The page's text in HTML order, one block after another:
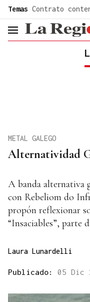
Temas Contrato
header.menu.open
Alternatividad
METAL GALEGO
A banda alternativa
con Rebeliom do
propón reflexionar
“Insaciables”, parte
Laura Lunardelli
Publicado: 05 Dic